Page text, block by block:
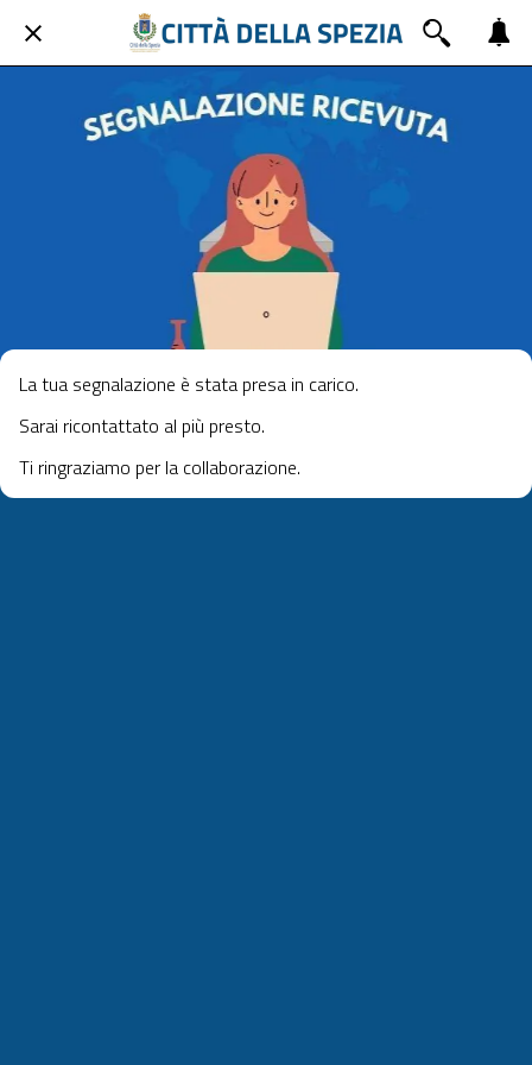
La tua segnalazione è stata presa in carico.
Sarai ricontattato al più presto.
Ti ringraziamo per la collaborazione.